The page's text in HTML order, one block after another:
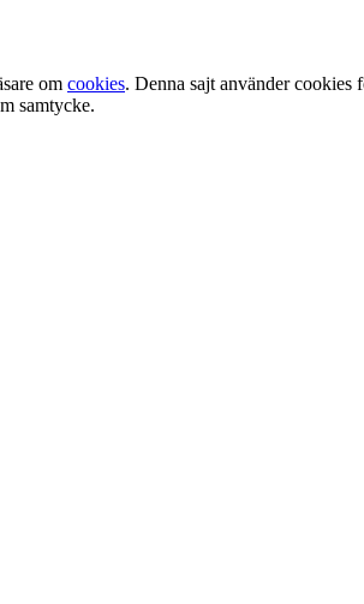
om cookies. Denna sajt använder cookies
samtycke.